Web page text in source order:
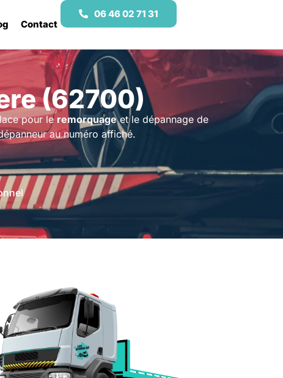
Contact
06 46 02 71 31
(62700)
pour le remorquageet le dépannage de
au numéro affiché.